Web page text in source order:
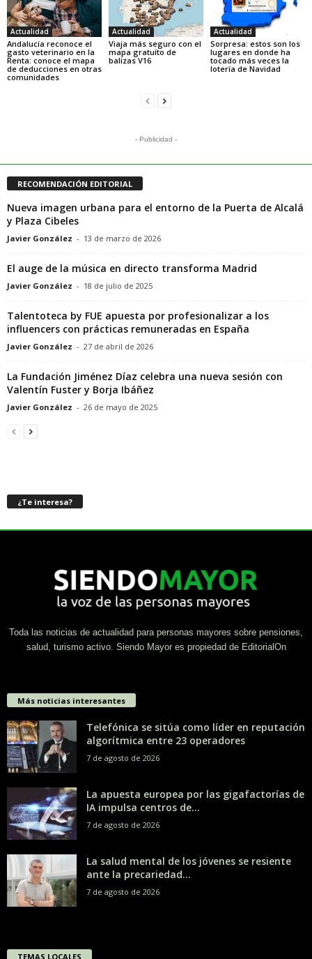
Actualidad
Andalucía reconoce el
gasto veterinario en la
Renta: conoce el mapa
de deducciones en otras
comunidades
Actualidad
Viaja más seguro con el
mapa gratuíto de
balizas V16
Actualidad
Sorpresa: estos son los
lugares en donde ha
tocado más veces la
lotería de Navidad
- Publicidad -
RECOMENDACIÓN EDITORIAL
Nueva imagen urbana para el entorno de la Puerta de Alcalá
y Plaza Cibeles
Javier González - 13 de marzo de 2026
El auge de la música en directo transforma Madrid
Javier González - 18 de julio de 2025
Talentoteca by FUE apuesta por profesionalizar a los
influencers con prácticas remuneradas en España
Javier González - 27 de abril de 2026
La Fundación Jiménez Díaz celebra una nueva sesión con
Valentín Fuster y Borja Ibáñez
Javier González - 26 de mayo de 2025
¿Te interesa?
Toda las noticias de actualidad para personas mayores sobre pensiones,
salud, turismo activo. Siendo Mayor es propiedad de EditorialOn
Más noticias interesantes
Telefónica se sitúa como líder en reputación
algorítmica entre 23 operadores
7 de agosto de 2026
La apuesta europea por las gigafactorías de
IA impulsa centros de...
7 de agosto de 2026
La salud mental de los jóvenes se resiente
ante la precariedad...
7 de agosto de 2026
TEMAS LOCALES